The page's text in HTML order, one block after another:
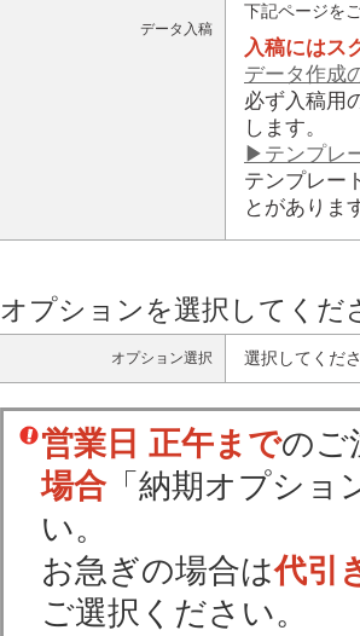
データ入稿
下記ページを
入稿にはス
データ作成
必ず入稿用
します。
▶テンプレ
テンプレー
とがありま
オプションを選択してくだ
オプション選択 選択してくだ
営業日 正午までのご
場合 「納期オプショ
い。
お急ぎの場合は代引
ご選択ください。